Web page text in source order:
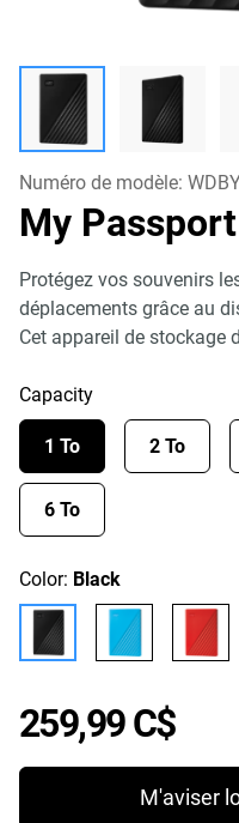
Numéro de modèle:
My Passport
Protégez vos souvenirs
déplacements grâce au
Cet appareil de stockage
Capacity
1 To 2 To
6 To
Color: Black
259,99 C$
M'aviser